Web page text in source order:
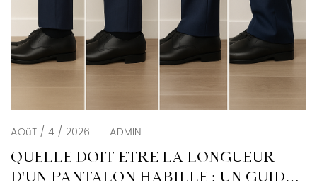
AOûT / 4 / 2026 ADMIN
QUELLE DOIT ÊTRE LA LONGUEUR
D'UN PANTALON HABILLÉ : UN GUIDE